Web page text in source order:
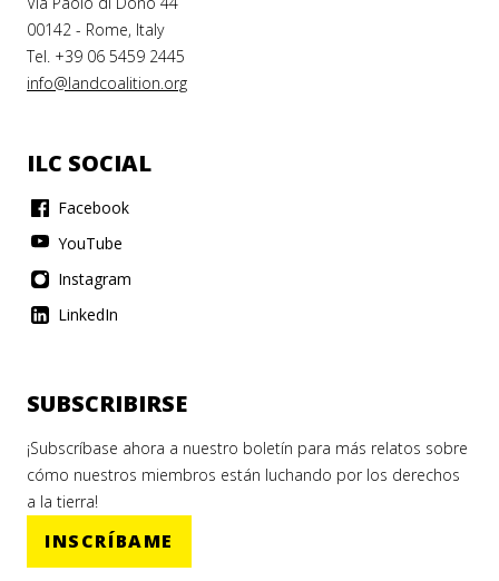
00142 - Rome, Italy
Tel. +39 06 5459 2445
info@landcoalition.org
ILC SOCIAL
Facebook
YouTube
Instagram
LinkedIn
SUBSCRIBIRSE
¡Subscríbase ahora a nuestro boletín para más relatos sobre
cómo nuestros miembros están luchando por los derechos
a la tierra!
INSCRÍBAME